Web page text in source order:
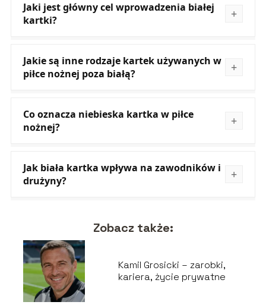
Jaki jest główny cel wprowadzenia białej
kartki?
Jakie są inne rodzaje kartek używanych w
piłce nożnej poza białą?
Co oznacza niebieska kartka w piłce
nożnej?
Jak biała kartka wpływa na zawodników i
drużyny?
Zobacz także:
Kamil Grosicki – zarobki,
kariera, życie prywatne